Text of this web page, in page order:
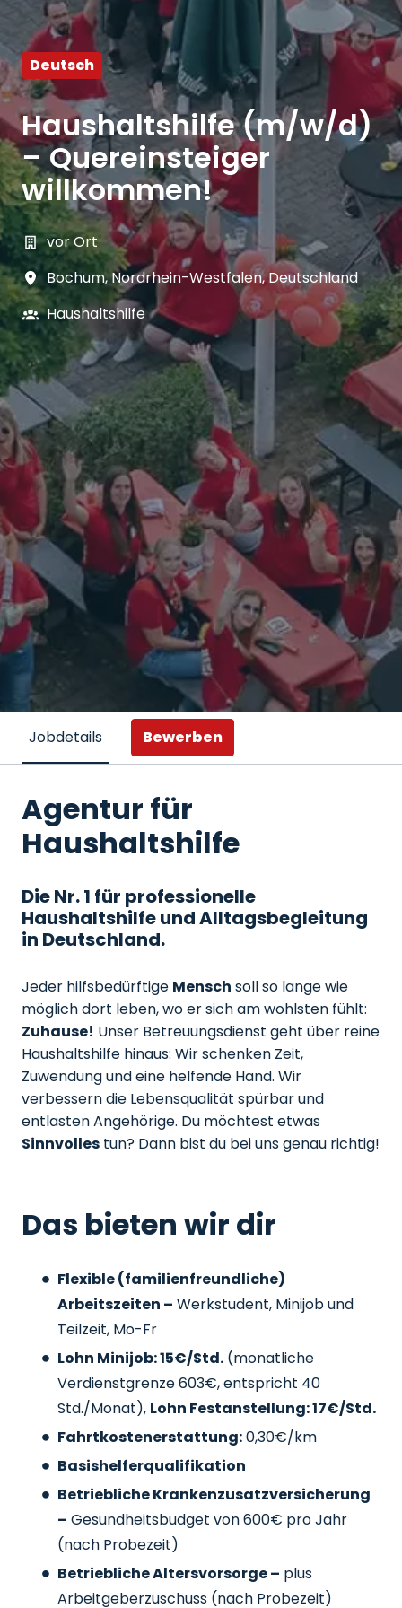
Deutsch
Haushaltshilfe (m/w/d)
– Quereinsteiger
willkommen!
vor Ort
Bochum,Nordrhein-Westfalen,Deutschland
Haushaltshilfe
Jobdetails Bewerben
Agentur für
Haushaltshilfe
Die Nr. 1 für professionelle
Haushaltshilfe und Alltagsbegleitung
in Deutschland.
Jeder hilfsbedürftige Mensch soll so lange wie
möglich dort leben, wo er sich am wohlsten fühlt:
Zuhause! Unser Betreuungsdienst geht über reine
Haushaltshilfe hinaus: Wir schenken Zeit,
Zuwendung und eine helfende Hand. Wir
verbessern die Lebensqualität spürbar und
entlasten Angehörige. Du möchtest etwas
Sinnvolles tun? Dann bist du bei uns genau richtig!
Das bieten wir dir
Flexible (familienfreundliche)
Arbeitszeiten – Werkstudent, Minijob und
Teilzeit, Mo-Fr
Lohn Minijob: 15€/Std. (monatliche
Verdienstgrenze 603€, entspricht 40
Std./Monat), Lohn Festanstellung: 17€/Std.
Fahrtkostenerstattung:0,30€/km
Basishelferqualifikation
Betriebliche Krankenzusatzversicherung
– Gesundheitsbudget von 600€ pro Jahr
(nach Probezeit)
Betriebliche Altersvorsorge – plus
Arbeitgeberzuschuss (nach Probezeit)